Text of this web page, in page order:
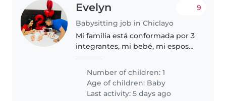
Evelyn
Babysitting job in Chiclayo
9
Mí familia está conformada por 3
integrantes, mi bebé, mi esposo
Number of children: 1
Age of children: Baby
Last activity: 5 days ago